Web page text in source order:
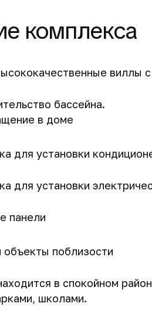
комплекса
виллы
бассейна.
в доме
для установки
для установки
панели
поблизости
в спокойном
школами.